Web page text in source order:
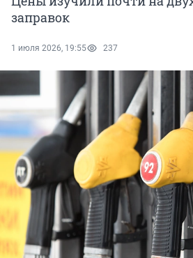
заправок
1 июля 2026, 19:55 237